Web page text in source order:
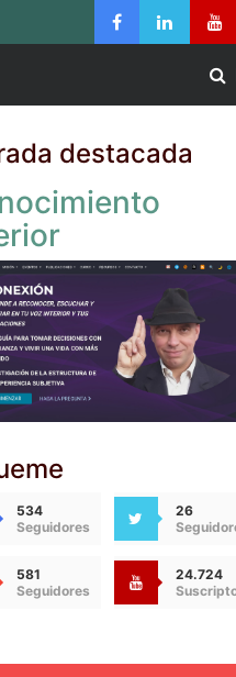
destacada
534
Seguidores
26
581
Seguidores
24.724